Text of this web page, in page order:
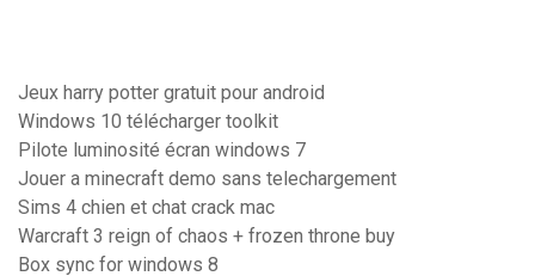
Jeux harry potter gratuit pour android
Windows 10 télécharger toolkit
Pilote luminosité écran windows 7
Jouer a minecraft demo sans telechargement
Sims 4 chien et chat crack mac
Warcraft 3 reign of chaos + frozen throne buy
Box sync for windows 8